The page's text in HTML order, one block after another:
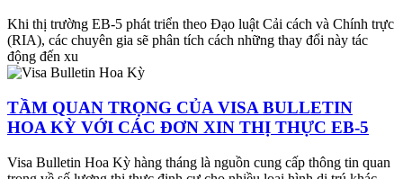
Khi thị trường EB-5 phát triển theo Đạo luật Cải cách và Chính trực
(RIA), các chuyên gia sẽ phân tích cách những thay đổi này tác
động đến xu
TẦM QUAN TRỌNG CỦA VISA BULLETIN
HOA KỲ VỚI CÁC ĐƠN XIN THỊ THỰC EB-5
Visa Bulletin Hoa Kỳ hàng tháng là nguồn cung cấp thông tin quan